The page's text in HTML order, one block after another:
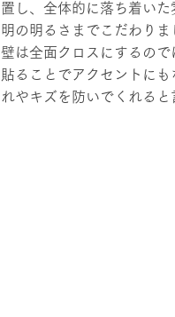
置し、全体的に落ち着い
明の明るさまでこだわりま
壁は全面クロスにするの
貼ることでアクセントに
れやキズを防いでくれると